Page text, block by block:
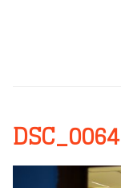
DSC_0064